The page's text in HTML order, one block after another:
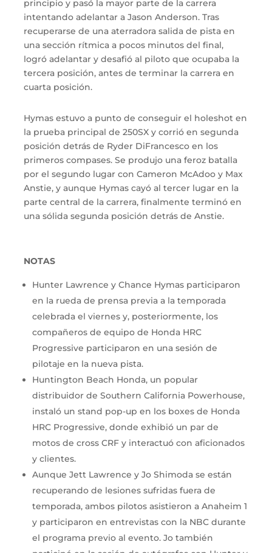
principio y pasó la mayor parte de la carrera
intentando adelantar a Jason Anderson. Tras
recuperarse de una aterradora salida de pista en
una sección rítmica a pocos minutos del final,
logró adelantar y desafió al piloto que ocupaba la
tercera posición, antes de terminar la carrera en
cuarta posición.
Hymas estuvo a punto de conseguir el holeshot en
la prueba principal de 250SX y corrió en segunda
posición detrás de Ryder DiFrancesco en los
primeros compases. Se produjo una feroz batalla
por el segundo lugar con Cameron McAdoo y Max
Anstie, y aunque Hymas cayó al tercer lugar en la
parte central de la carrera, finalmente terminó en
una sólida segunda posición detrás de Anstie.
NOTAS
Hunter Lawrence y Chance Hymas participaron
en la rueda de prensa previa a la temporada
celebrada el viernes y, posteriormente, los
compañeros de equipo de Honda HRC
Progressive participaron en una sesión de
pilotaje en la nueva pista.
Huntington Beach Honda, un popular
distribuidor de Southern California Powerhouse,
instaló un stand pop-up en los boxes de Honda
HRC Progressive, donde exhibió un par de
motos de cross CRF y interactuó con aficionados
y clientes.
Aunque Jett Lawrence y Jo Shimoda se están
recuperando de lesiones sufridas fuera de
temporada, ambos pilotos asistieron a Anaheim 1
y participaron en entrevistas con la NBC durante
el programa previo al evento. Jo también